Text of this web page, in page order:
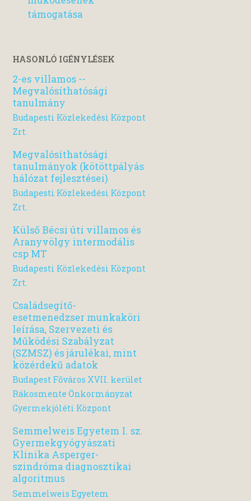
támogatása
HASONLÓ IGÉNYLÉSEK
2-es villamos --
Megvalósíthatósági
tanulmány
Budapesti Közlekedési Központ
Zrt.
Megvalósíthatósági
tanulmányok (kötöttpályás
hálózat fejlesztései)
Budapesti Közlekedési Központ
Zrt.
Külső Bécsi úti villamos és
Aranyvölgy intermodális
csp MT
Budapesti Közlekedési Központ
Zrt.
Családsegítő-
esetmenedzser munkaköri
leírása, Szervezeti és
Működési Szabályzat
(SZMSZ) és járulékai, mint
közérdekű adatok
Budapest Főváros XVII. kerület
Rákosmente Önkormányzat
Gyermekjóléti Központ
Semmelweis Egyetem I. sz.
Gyermekgyógyászati
Klinika Asperger-
szindróma diagnosztikai
algoritmus
Semmelweis Egyetem